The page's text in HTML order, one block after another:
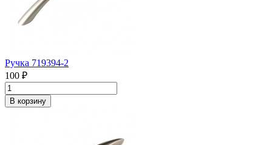
Ручка 719394-2
100 ₽
В корзину